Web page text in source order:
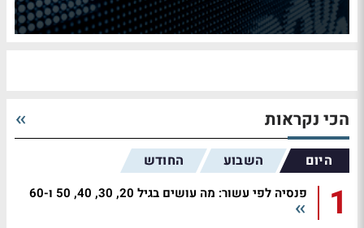
הכי נקראות
היום השבוע החודש
1 פנסיה לפי עשור: מה עושים בגיל 20, 30, 40, 50 ו-60